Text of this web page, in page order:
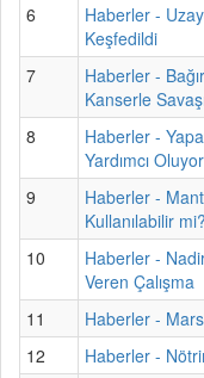
6
Haberler -
Keşfedildi
7
Haberler -
Kanserle
8
Haberler -
Yardımcı Oluyor
9
Haberler -
Kullanılabilir mi?
10
Haberler -
Veren Çalışma
11
Haberler -
12
Haberler -